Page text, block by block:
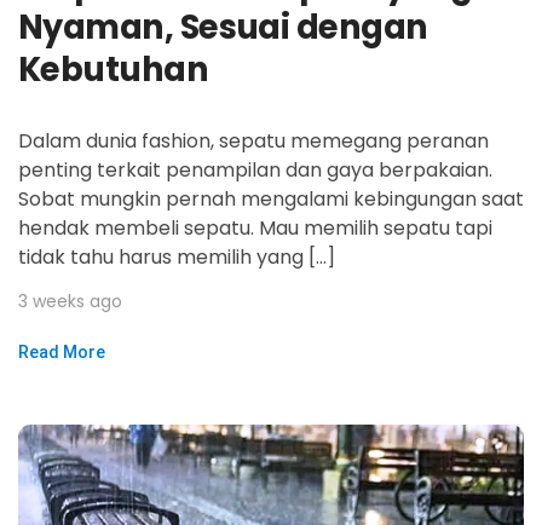
Nyaman, Sesuai dengan
Kebutuhan
Dalam dunia fashion, sepatu memegang peranan
penting terkait penampilan dan gaya berpakaian.
Sobat mungkin pernah mengalami kebingungan saat
hendak membeli sepatu. Mau memilih sepatu tapi
tidak tahu harus memilih yang […]
3 weeks ago
Read More